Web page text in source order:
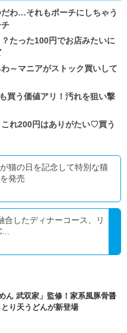
わ…それもポーチにしちゃう
たった100円でお店みたいに
～マニアがストック買いして
買う価値アリ！汚れを狙い撃
れ200円はありがたい♡買う
猫の日を記念して特別な猫
発売
合したディナーコース、リ
ん 武双家」監修！家系風豚骨醤
り天うどんが新登場